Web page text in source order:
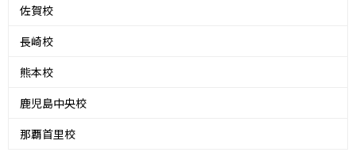
佐賀校
長崎校
熊本校
鹿児島中央校
那覇首里校